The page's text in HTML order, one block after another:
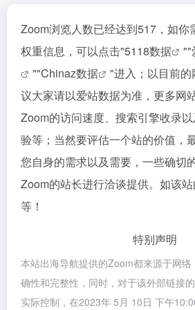
Zoom浏览人数已经达到517，如你
权重信息，可以点击"5118数据 ""
""Chinaz数据
"进入；以目前
议大家请以爱站数据为准，更多网
Zoom的访问速度、搜索引擎收录
验等；当然要评估一个站的价值，
您自身的需求以及需要，一些确切
Zoom的站长进行洽谈提供。如该
等！
特别声明
本站出海导航提供的Zoom都来源于网
确性和完整性，同时，对于该外部链接
实际控制，在2023年 5月 10日 下午